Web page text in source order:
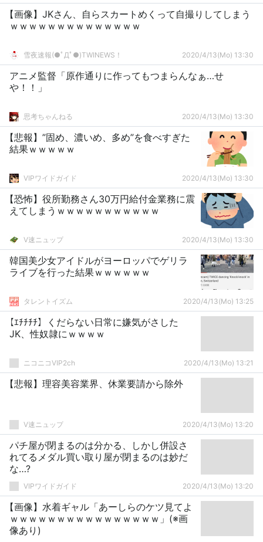
【画像】JKさん、自らスカートめくって自撮りしてしまう
ｗｗｗｗｗｗｗｗｗｗｗｗｗｗ
雪夜速報(●ﾟДﾟ●)TWINEWS！ 2020/4/13(Mo) 13:30
アニメ監督「原作通りに作ってもつまらんなぁ…せ
や！！」
思考ちゃんねる 2020/4/13(Mo) 13:30
【悲報】”固め、濃いめ、多め”を食べすぎた
結果ｗｗｗｗｗ
VIPワイドガイド 2020/4/13(Mo) 13:30
【恐怖】役所勤務さん30万円給付金業務に震
えてしまうｗｗｗｗｗｗｗｗｗｗｗ
V速ニュップ 2020/4/13(Mo) 13:30
韓国美少女アイドルがヨーロッパでゲリラ
ライブを行った結果ｗｗｗｗｗｗ
タレントイズム 2020/4/13(Mo) 13:25
【ｴﾁﾁﾁﾁ】くだらない日常に嫌気がさした
JK、性奴隷にｗｗｗｗ
ニコニコVIP2ch 2020/4/13(Mo) 13:21
【悲報】理容美容業界、休業要請から除外
V速ニュップ 2020/4/13(Mo) 13:20
パチ屋が閉まるのは分かる、しかし併設さ
れてるメダル買い取り屋が閉まるのは妙だ
な…?
VIPワイドガイド 2020/4/13(Mo) 13:20
【画像】水着ギャル「あーしらのケツ見てよ
ｗｗｗｗｗｗｗｗｗｗｗｗｗｗｗｗ」(※画
像あり)